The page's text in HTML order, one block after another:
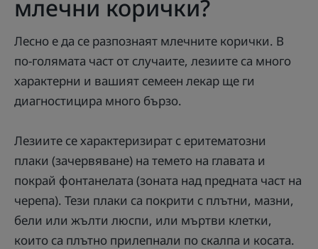
млечни корички?
Лесно е да се разпознаят млечните корички. В
по-голямата част от случаите, лезиите са много
характерни и вашият семеен лекар ще ги
диагностицира много бързо.
Лезиите се характеризират с еритематозни
плаки (зачервяване) на темето на главата и
покрай фонтанелата (зоната над предната част на
черепа). Тези плаки са покрити с плътни, мазни,
бели или жълти люспи, или мъртви клетки,
които са плътно прилепнали по скалпа и косата.